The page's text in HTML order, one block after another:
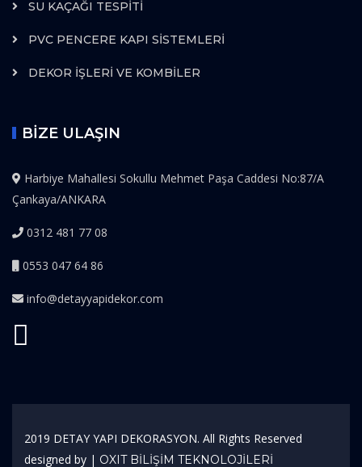
SU KAÇAĞI TESPİTİ
PVC PENCERE KAPI SİSTEMLERİ
DEKOR İŞLERİ VE KOMBİLER
BİZE ULAŞIN
Harbiye Mahallesi Sokullu Mehmet Paşa Caddesi No:87/A
Çankaya/ANKARA
0312 481 77 08
0553 047 64 86
info@detayyapidekor.com
2019 DETAY YAPI DEKORASYON. All Rights Reserved
designed by | OXIT BİLİŞİM TEKNOLOJİLERİ